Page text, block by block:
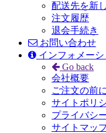
配送先を新
注文履歴
退会手続き
お問い合わせ
インフォメーシ
Go back
会社概要
ご注文の前に
サイトポリ
プライバシ
サイトマッ